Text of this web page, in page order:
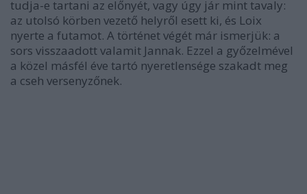
tudja-e tartani az előnyét, vagy úgy jár mint tavaly:
az utolsó körben vezető helyről esett ki, és Loix
nyerte a futamot. A történet végét már ismerjük: a
sors visszaadott valamit Jannak. Ezzel a győzelmével
a közel másfél éve tartó nyeretlensége szakadt meg
a cseh versenyzőnek.